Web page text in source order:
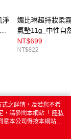
淨
媚比琳超持妝柔
氣墊11g_中性自
NT$699
NT$822
之詳情，及若您不希
，請參閱本網站「 隱私
意本公司得按本網站使